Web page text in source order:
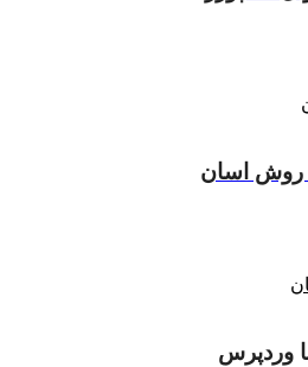
روش اسان
وردپرس